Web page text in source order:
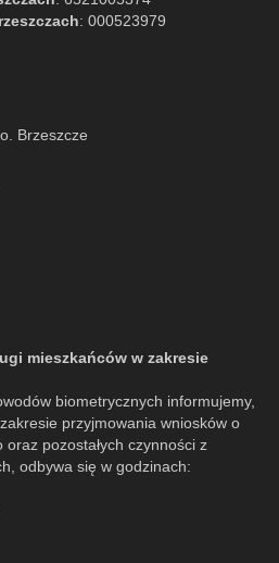
: 000523979
Brzeszcze
mieszkańców w zakresie
biometrycznych informujemy,
przyjmowania wniosków o
pozostałych czynności z
odbywa się w godzinach: